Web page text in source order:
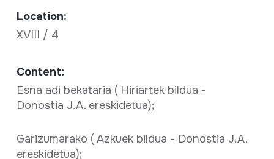
Location:
XVIII / 4
Content:
Esna adi bekataria ( Hiriartek bildua -
Donostia J.A. ereskidetua);
Garizumarako ( Azkuek bildua - Donostia J.A.
ereskidetua);